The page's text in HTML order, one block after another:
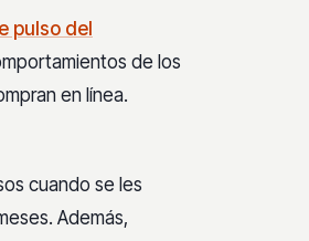
pulso del
de los
en línea.
cuando se les
Además,